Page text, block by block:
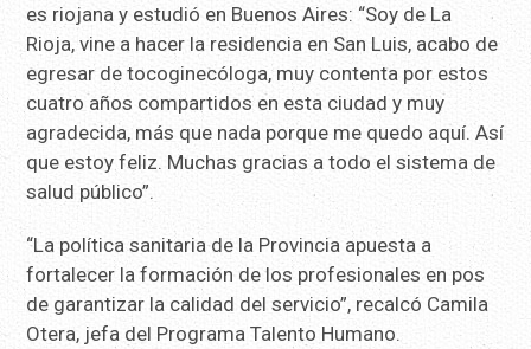
es riojana y estudió en Buenos Aires: “Soy de La
Rioja, vine a hacer la residencia en San Luis, acabo de
egresar de tocoginecóloga, muy contenta por estos
cuatro años compartidos en esta ciudad y muy
agradecida, más que nada porque me quedo aquí. Así
que estoy feliz. Muchas gracias a todo el sistema de
salud público”.
“La política sanitaria de la Provincia apuesta a
fortalecer la formación de los profesionales en pos
de garantizar la calidad del servicio”, recalcó Camila
Otera, jefa del Programa Talento Humano.